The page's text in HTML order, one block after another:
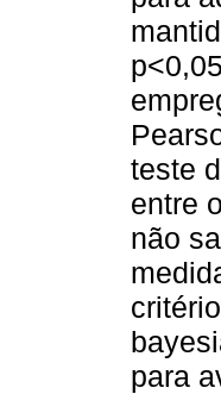
teste
entre
não
para